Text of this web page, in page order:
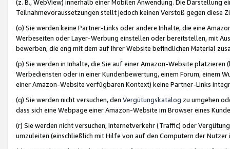
(z. B., WebView) innerhalb einer Mobilen Anwendung. Die Darstellung
Teilnahmevoraussetzungen stellt jedoch keinen Verstoß gegen diese
(o) Sie werden keine Partner-Links oder andere Inhalte, die eine
Werbeseiten oder Layer-Werbung einstellen oder bereitstellen, mit
bewerben, die eng mit dem auf Ihrer Website befindlichen Material
(p) Sie werden in Inhalte, die Sie auf einer Amazon-Website
Werbediensten oder in einer Kundenbewertung, einem Forum, einem
einer Amazon-Website verfügbaren Kontext) keine Partner-Links
(q) Sie werden nicht versuchen, den Vergütungskatalog zu umgehen
dass sich eine Webpage einer Amazon-Website im Browser eines
(r) Sie werden nicht versuchen, Internetverkehr (Traffic) oder
umzuleiten (einschließlich mit Hilfe von auf den Computern der